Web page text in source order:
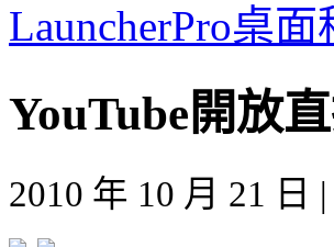
LauncherPro桌
YouTube開放
2010 年 10 月 21 日